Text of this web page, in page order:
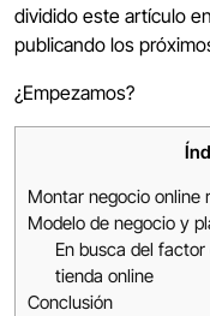
dividido este artículo
publicando los
¿Empezamos?
Montar negocio online
Modelo de negocio y
En busca del
tienda online
Conclusión